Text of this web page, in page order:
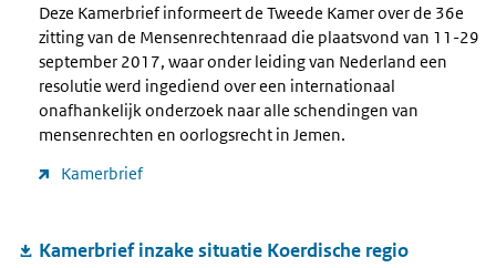
Deze Kamerbrief informeert de Tweede Kamer over de 36e
zitting van de Mensenrechtenraad die plaatsvond van 11-29
september 2017, waar onder leiding van Nederland een
resolutie werd ingediend over een internationaal
onafhankelijk onderzoek naar alle schendingen van
mensenrechten en oorlogsrecht in Jemen.
Kamerbrief
Kamerbrief inzake situatie Koerdische regio